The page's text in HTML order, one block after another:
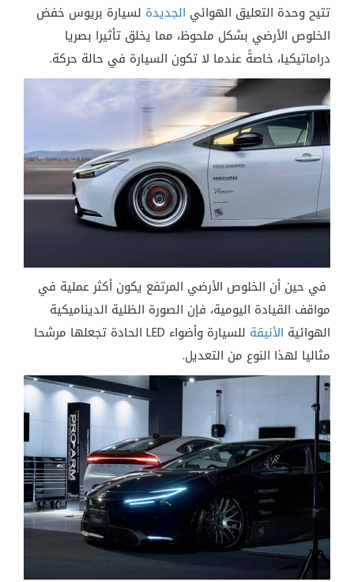
تتيح وحدة التعليق الهوائي الجديدة لسيارة بريوس خفض
الخلوص الأرضي بشكل ملحوظ، مما يخلق تأثيرا بصريا
دراماتيكيا، خاصةً عندما لا تكون السيارة في حالة حركة.
في حين أن الخلوص الأرضي المرتفع يكون أكثر عملية في
مواقف القيادة اليومية، فإن الصورة الظلية الديناميكية
الهوائية الأنيقة
للسيارة وأضواء LED الحادة تجعلها مرشحا
مثاليا لهذا النوع من التعديل.